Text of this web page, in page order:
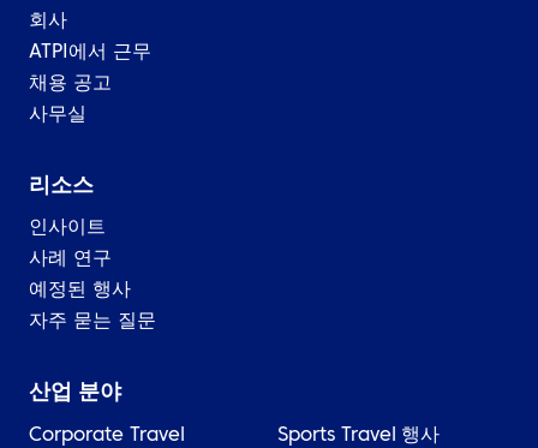
회사
ATPI에서 근무
채용 공고
사무실
리소스
인사이트
사례 연구
예정된 행사
자주 묻는 질문
산업 분야
Corporate Travel Sports Travel 행사